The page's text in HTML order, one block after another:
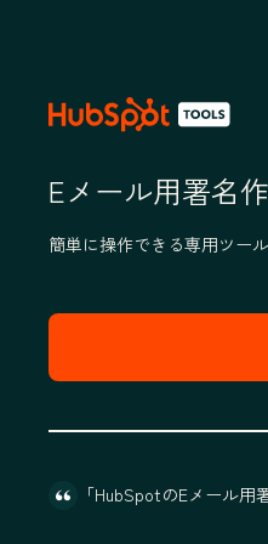
Eメール用署名
簡単に操作できる専用ツー
「HubSpotのEメール